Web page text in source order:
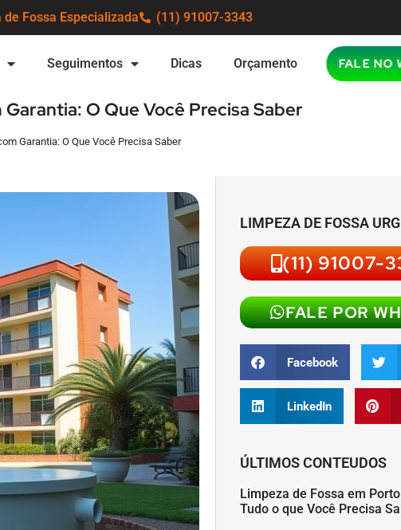
Fossa Especializada (11) 91007-3343
Seguimentos Dicas Orçamento FALE NO
O Que Você Precisa Saber
Garantia: O Que Você Precisa Saber
LIMPEZA DE FOSSA
(11) 91007-
FALE POR
Facebook
LinkedIn
ÚLTIMOS CONTEUDOS
Limpeza de Fossa em
Tudo o que Você Precisa